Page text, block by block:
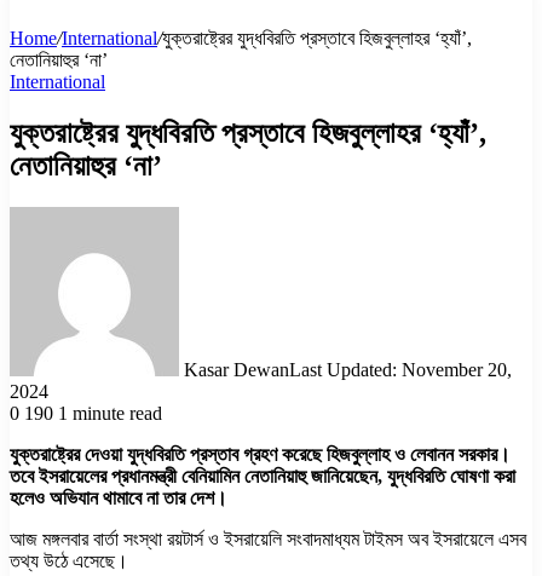
Home/International/যুক্তরাষ্ট্রের যুদ্ধবিরতি প্রস্তাবে হিজবুল্লাহর ‘হ্যাঁ’,
নেতানিয়াহুর ‘না’
International
যুক্তরাষ্ট্রের যুদ্ধবিরতি প্রস্তাবে হিজবুল্লাহর ‘হ্যাঁ’,
নেতানিয়াহুর ‘না’
Kasar DewanLast Updated: November 20,
2024
0 190 1 minute read
যুক্তরাষ্ট্রের দেওয়া যুদ্ধবিরতি প্রস্তাব গ্রহণ করেছে হিজবুল্লাহ ও লেবানন সরকার।
তবে ইসরায়েলের প্রধানমন্ত্রী বেনিয়ামিন নেতানিয়াহু জানিয়েছেন, যুদ্ধবিরতি ঘোষণা করা
হলেও অভিযান থামাবে না তার দেশ।
আজ মঙ্গলবার বার্তা সংস্থা রয়টার্স ও ইসরায়েলি সংবাদমাধ্যম টাইমস অব ইসরায়েলে এসব
তথ্য উঠে এসেছে।